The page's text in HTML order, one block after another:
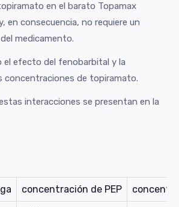
en el barato Topamax
en consecuencia, no requiere un
medicamento.
el efecto del fenobarbital y la
concentraciones de topiramato.
interacciones se presentan en la
concentración de PEP